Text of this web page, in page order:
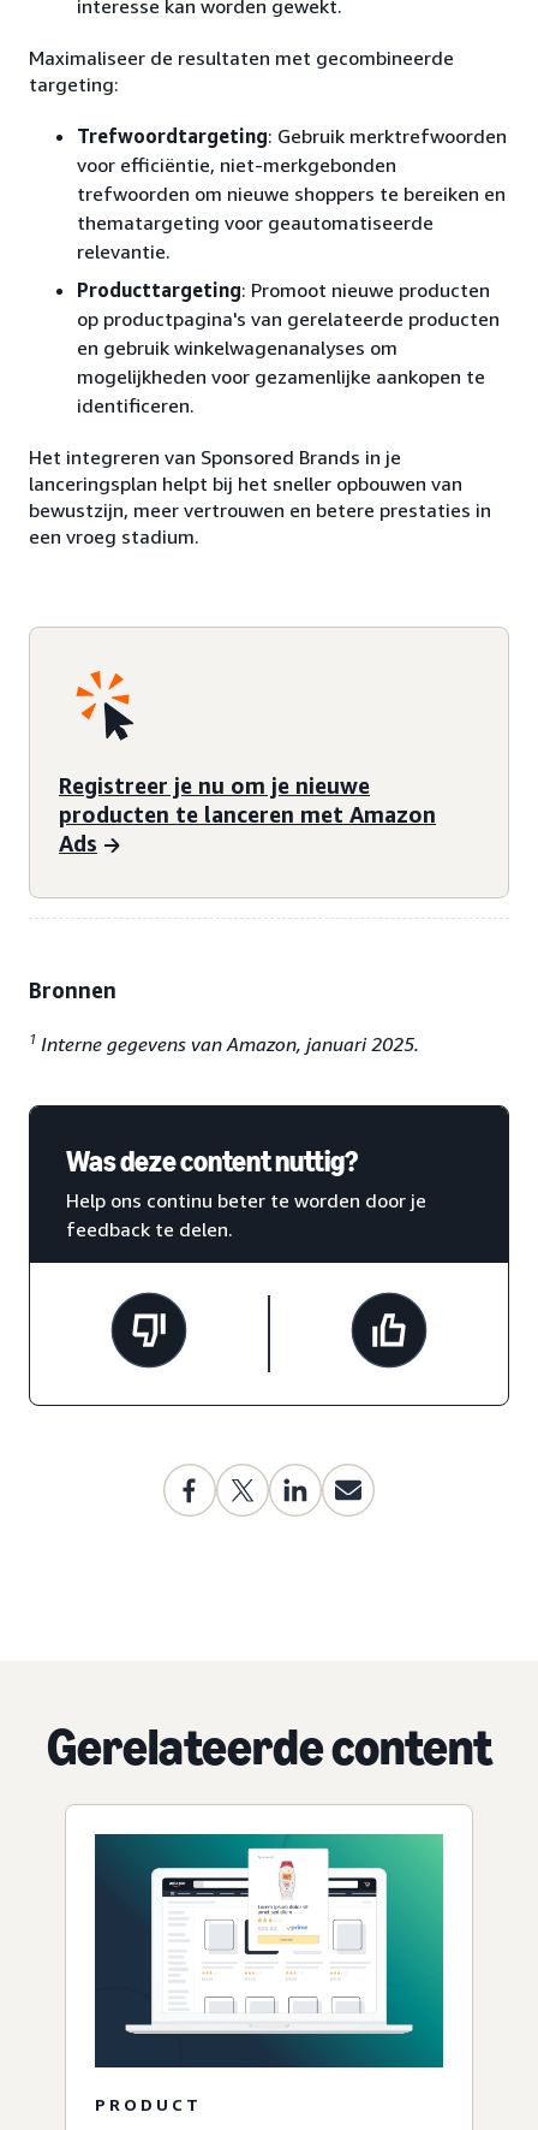
interesse kan worden gewekt.
Maximaliseer de resultaten met gecombineerde
targeting:
Trefwoordtargeting: Gebruik merktrefwoorden
voor efficiëntie, niet-merkgebonden
trefwoorden om nieuwe shoppers te bereiken en
thematargeting voor geautomatiseerde
relevantie.
Producttargeting: Promoot nieuwe producten
op productpagina's van gerelateerde producten
en gebruik winkelwagenanalyses om
mogelijkheden voor gezamenlijke aankopen te
identificeren.
Het integreren van Sponsored Brands in je
lanceringsplan helpt bij het sneller opbouwen van
bewustzijn, meer vertrouwen en betere prestaties in
een vroeg stadium.
Registreer je nu om je nieuwe
producten te lanceren met Amazon
Ads
Bronnen
1 Interne gegevens van Amazon, januari 2025.
Was deze content nuttig?
Help ons continu beter te worden door je
feedback te delen.
Gerelateerde content
PRODUCT